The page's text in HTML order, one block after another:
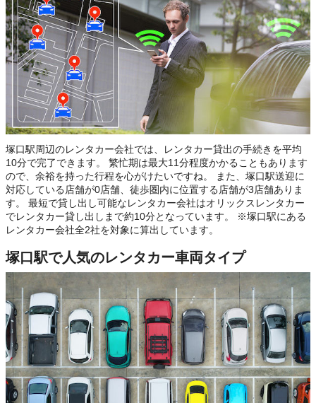
塚口駅周辺のレンタカー会社では、レンタカー貸出の手続きを平均
10分で完了できます。 繁忙期は最大11分程度かかることもあります
ので、余裕を持った行程を心がけたいですね。 また、塚口駅送迎に
対応している店舗が0店舗、徒歩圏内に位置する店舗が3店舗ありま
す。 最短で貸し出し可能なレンタカー会社はオリックスレンタカー
でレンタカー貸し出しまで約10分となっています。 ※塚口駅にある
レンタカー会社全2社を対象に算出しています。
塚口駅で人気のレンタカー車両タイプ